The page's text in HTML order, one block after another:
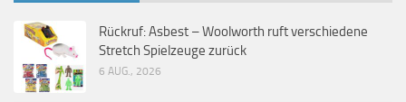
Rückruf: Asbest – Woolworth ruft verschiedene
Stretch Spielzeuge zurück
6 AUG., 2026